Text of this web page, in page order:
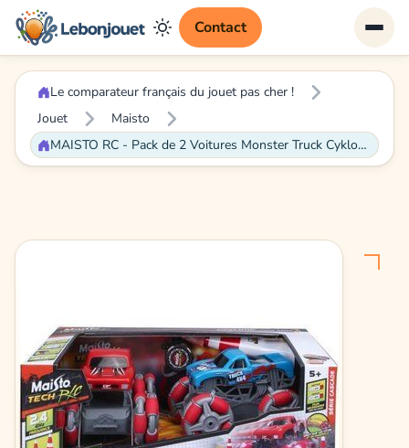
Contact
Le comparateur français du jouet pas cher !
Jouet
Maisto
MAISTO RC - Pack de 2 Voitures Monster Truck Cyklone Drift + accessoires